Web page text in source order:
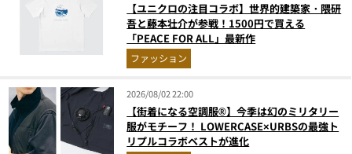
【ユニクロの注目コラボ】世界的建築家・隈研
吾と藤本壮介が参戦！1500円で買える
「PEACE FOR ALL」最新作
ファッション
2026/08/02 22:00
【街着になる空調服®】今季は幻のミリタリー
服がモチーフ！ LOWERCASE×URBSの最強ト
リプルコラボベストが進化